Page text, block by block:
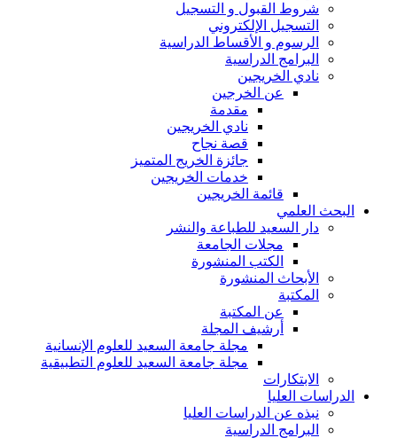
شروط القبول و التسجيل
التسجيل الإلكتروني
الرسوم و الأقساط الدراسية
البرامج الدراسية
نادي الخريجين
عن الخرجين
مقدمة
نادي الخريجين
قصة نجاح
جائزة الخريج المتميز
خدمات الخريجين
قائمة الخريجين
البحث العلمي
دار السعيد للطباعة والنشر
مجلات الجامعة
الكتب المنشورة
الأبحاث المنشورة
المكتبة
عن المكتبة
أرشيف المجلة
مجلة جامعة السعيد للعلوم الإنسانية
مجلة جامعة السعيد للعلوم التطبيقية
الابتكارات
الدراسات العليا
نبذه عن الدراسات العليا
البرامج الدراسية